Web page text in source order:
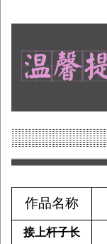
作品名称
接上杆子长